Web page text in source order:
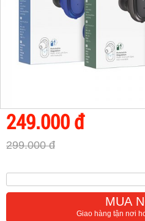
249.000 đ
299.000 đ
MUA
Giao hàng tận nơi